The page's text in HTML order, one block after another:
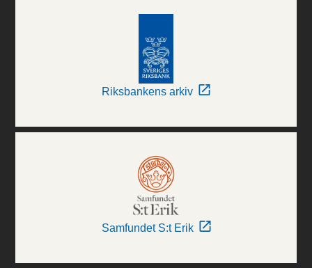
Riksbankens arkiv
Samfundet S:t Erik